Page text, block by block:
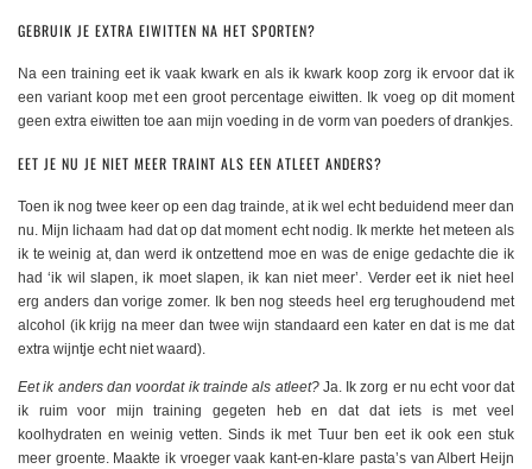
GEBRUIK JE EXTRA EIWITTEN NA HET SPORTEN?
Na een training eet ik vaak kwark en als ik kwark koop zorg ik ervoor dat ik
een variant koop met een groot percentage eiwitten. Ik voeg op dit moment
geen extra eiwitten toe aan mijn voeding in de vorm van poeders of drankjes.
EET JE NU JE NIET MEER TRAINT ALS EEN ATLEET ANDERS?
Toen ik nog twee keer op een dag trainde, at ik wel echt beduidend meer dan
nu. Mijn lichaam had dat op dat moment echt nodig. Ik merkte het meteen als
ik te weinig at, dan werd ik ontzettend moe en was de enige gedachte die ik
had ‘ik wil slapen, ik moet slapen, ik kan niet meer’. Verder eet ik niet heel
erg anders dan vorige zomer. Ik ben nog steeds heel erg terughoudend met
alcohol (ik krijg na meer dan twee wijn standaard een kater en dat is me dat
extra wijntje echt niet waard).
Eet ik anders dan voordat ik trainde als atleet?Ja. Ik zorg er nu echt voor dat
ik ruim voor mijn training gegeten heb en dat dat iets is met veel
koolhydraten en weinig vetten. Sinds ik met Tuur ben eet ik ook een stuk
meer groente. Maakte ik vroeger vaak kant-en-klare pasta’s van Albert Heijn